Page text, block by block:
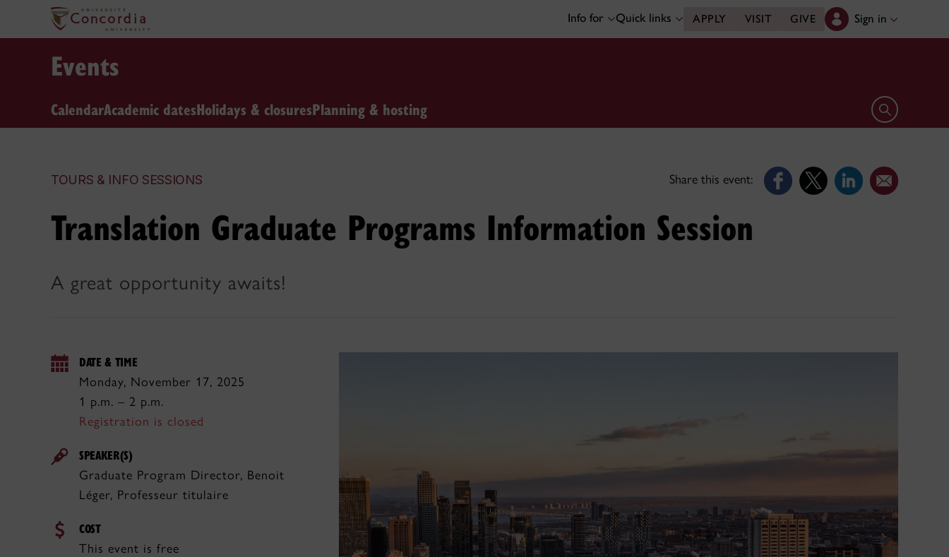
Info for Quick links APPLY VISIT GIVE Sign in
Events
CalendarAcademic datesHolidays & closuresPlanning & hosting Open search
TOURS & INFO SESSIONS Share this event:
Translation Graduate Programs Information Session
A great opportunity awaits!
DATE & TIME
Monday, November 17, 2025
1 p.m. – 2 p.m.
Registration is closed
SPEAKER(S)
Graduate Program Director, Benoit
Léger, Professeur titulaire
COST
This event is free